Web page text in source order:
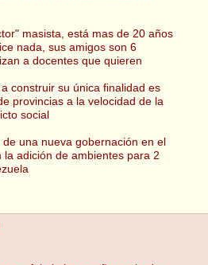
masista, está mas de 20 años
nada, sus amigos son 6
a docentes que quieren
construir su única finalidad es
provincias a la velocidad de la
social
una nueva gobernación en el
adición de ambientes para 2